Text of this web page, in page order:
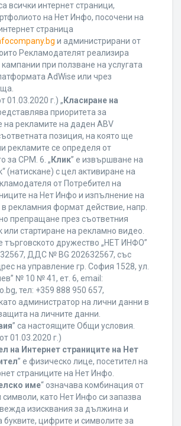
всички интернет страници,
на Нет Инфо, посочени на
страница
и администрирани от
Рекламодателят реализира
при ползване на услугата
AdWise или чрез
01.03.2020 г.) „ Класиране на
приоритета за
на рекламите на даден ABV
позиция, на която ще
рекламите се определя от
за CPM. 6. „ Клик” е извършване на
(натискане) с цел активиране на
от Потребител на
на Нет Инфо и изпълнение на
рекламния формат действие, напр.
препращане през съответния
стартиране на рекламно видео.
търговското дружество „НЕТ ИНФО”
ДДС № BG 202632567, със
на управление гр. София 1528, ул.
№ 10 № 41, ет. 6, еmail:
тел: +359 888 950 657,
администратор на лични данни в
на личните данни.
” са настоящите Общи условия.
01.03.2020 г.)
на Интернет страниците на Нет
” е физическо лице, посетител на
страниците на Нет Инфо.
име“ означава комбинация от
като Нет Инфо си запазва
изисквания за дължина и
цифрите и символите за